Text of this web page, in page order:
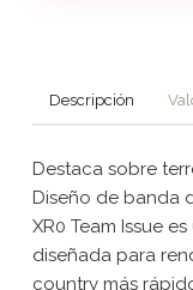
Descripción
Destaca sobre
Diseño de banda
XR0 Team Issue
diseñada para
country más